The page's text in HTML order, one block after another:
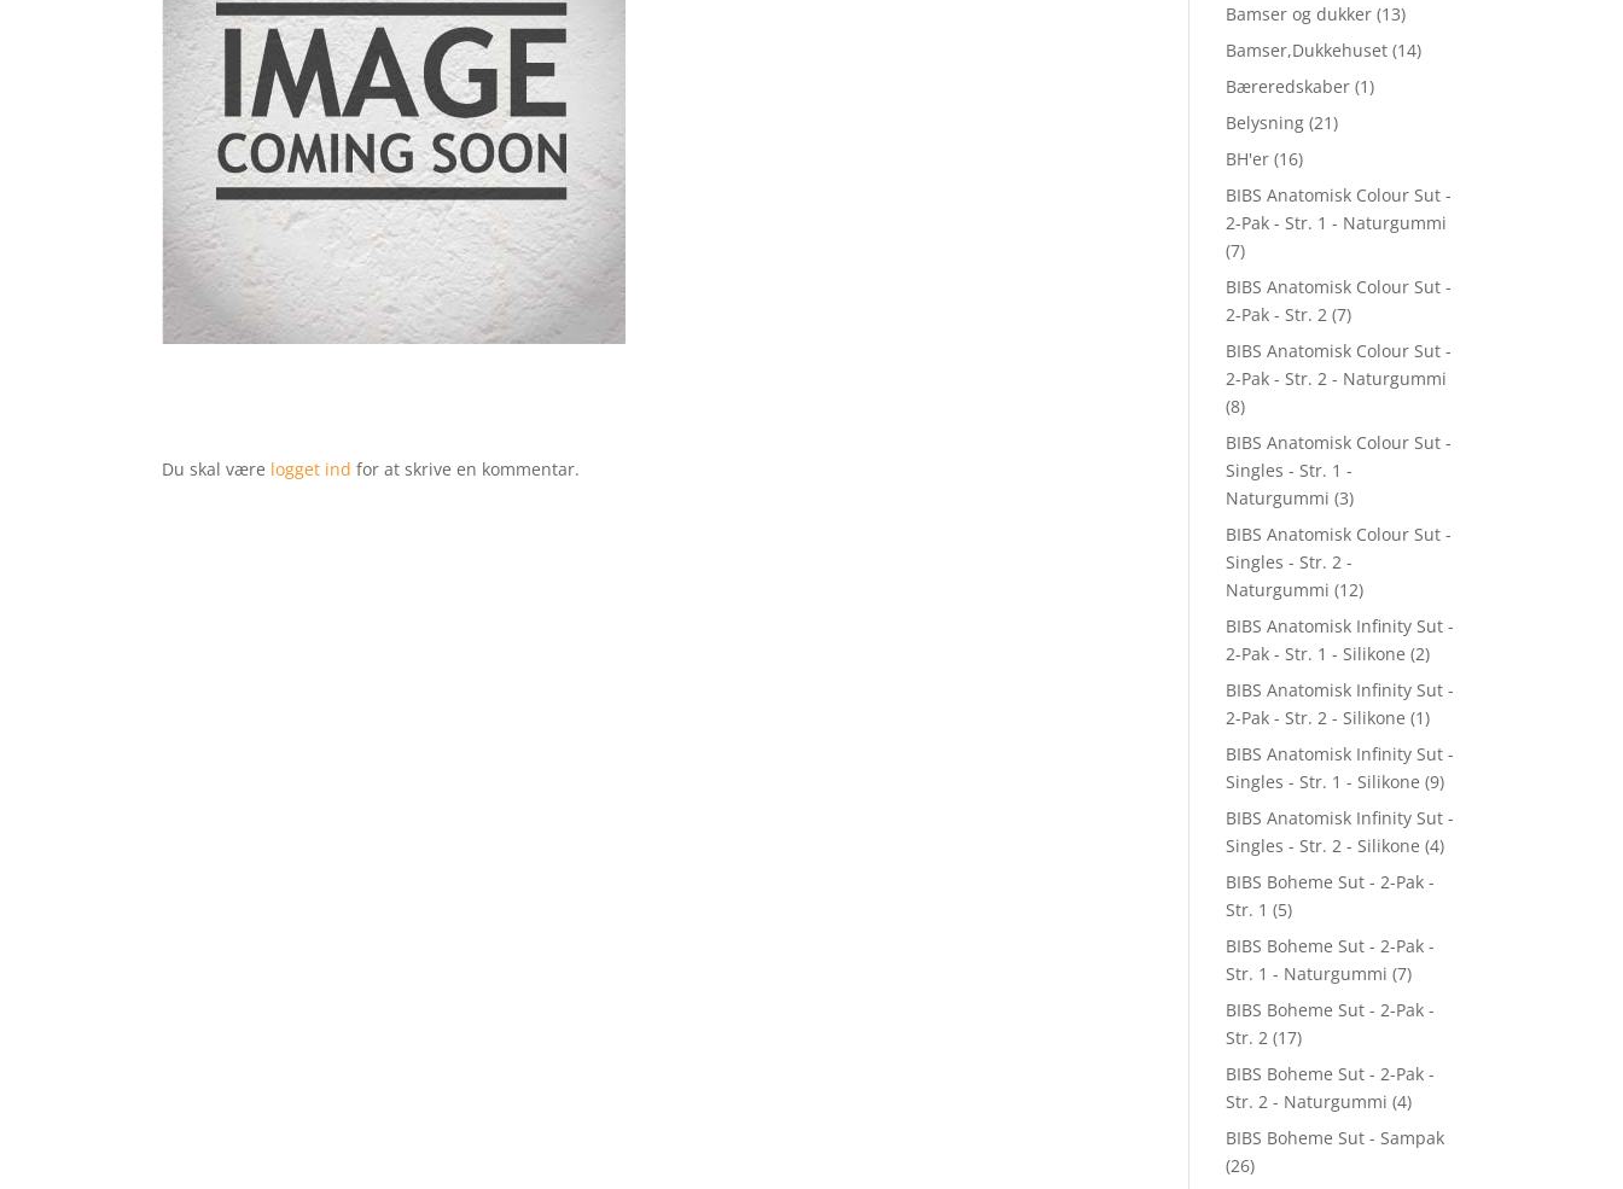
Du skal være logget ind for at skrive en kommentar.
Bamser og dukker (13)
Bamser,Dukkehuset (14)
Bæreredskaber (1)
Belysning (21)
BH'er (16)
BIBS Anatomisk Colour Sut -
2-Pak - Str. 1 - Naturgummi
(7)
BIBS Anatomisk Colour Sut -
2-Pak - Str. 2 (7)
BIBS Anatomisk Colour Sut -
2-Pak - Str. 2 - Naturgummi
(8)
BIBS Anatomisk Colour Sut -
Singles - Str. 1 -
Naturgummi (3)
BIBS Anatomisk Colour Sut -
Singles - Str. 2 -
Naturgummi (12)
BIBS Anatomisk Infinity Sut -
2-Pak - Str. 1 - Silikone (2)
BIBS Anatomisk Infinity Sut -
2-Pak - Str. 2 - Silikone (1)
BIBS Anatomisk Infinity Sut -
Singles - Str. 1 - Silikone (9)
BIBS Anatomisk Infinity Sut -
Singles - Str. 2 - Silikone (4)
BIBS Boheme Sut - 2-Pak -
Str. 1 (5)
BIBS Boheme Sut - 2-Pak -
Str. 1 - Naturgummi (7)
BIBS Boheme Sut - 2-Pak -
Str. 2 (17)
BIBS Boheme Sut - 2-Pak -
Str. 2 - Naturgummi (4)
BIBS Boheme Sut - Sampak
(26)